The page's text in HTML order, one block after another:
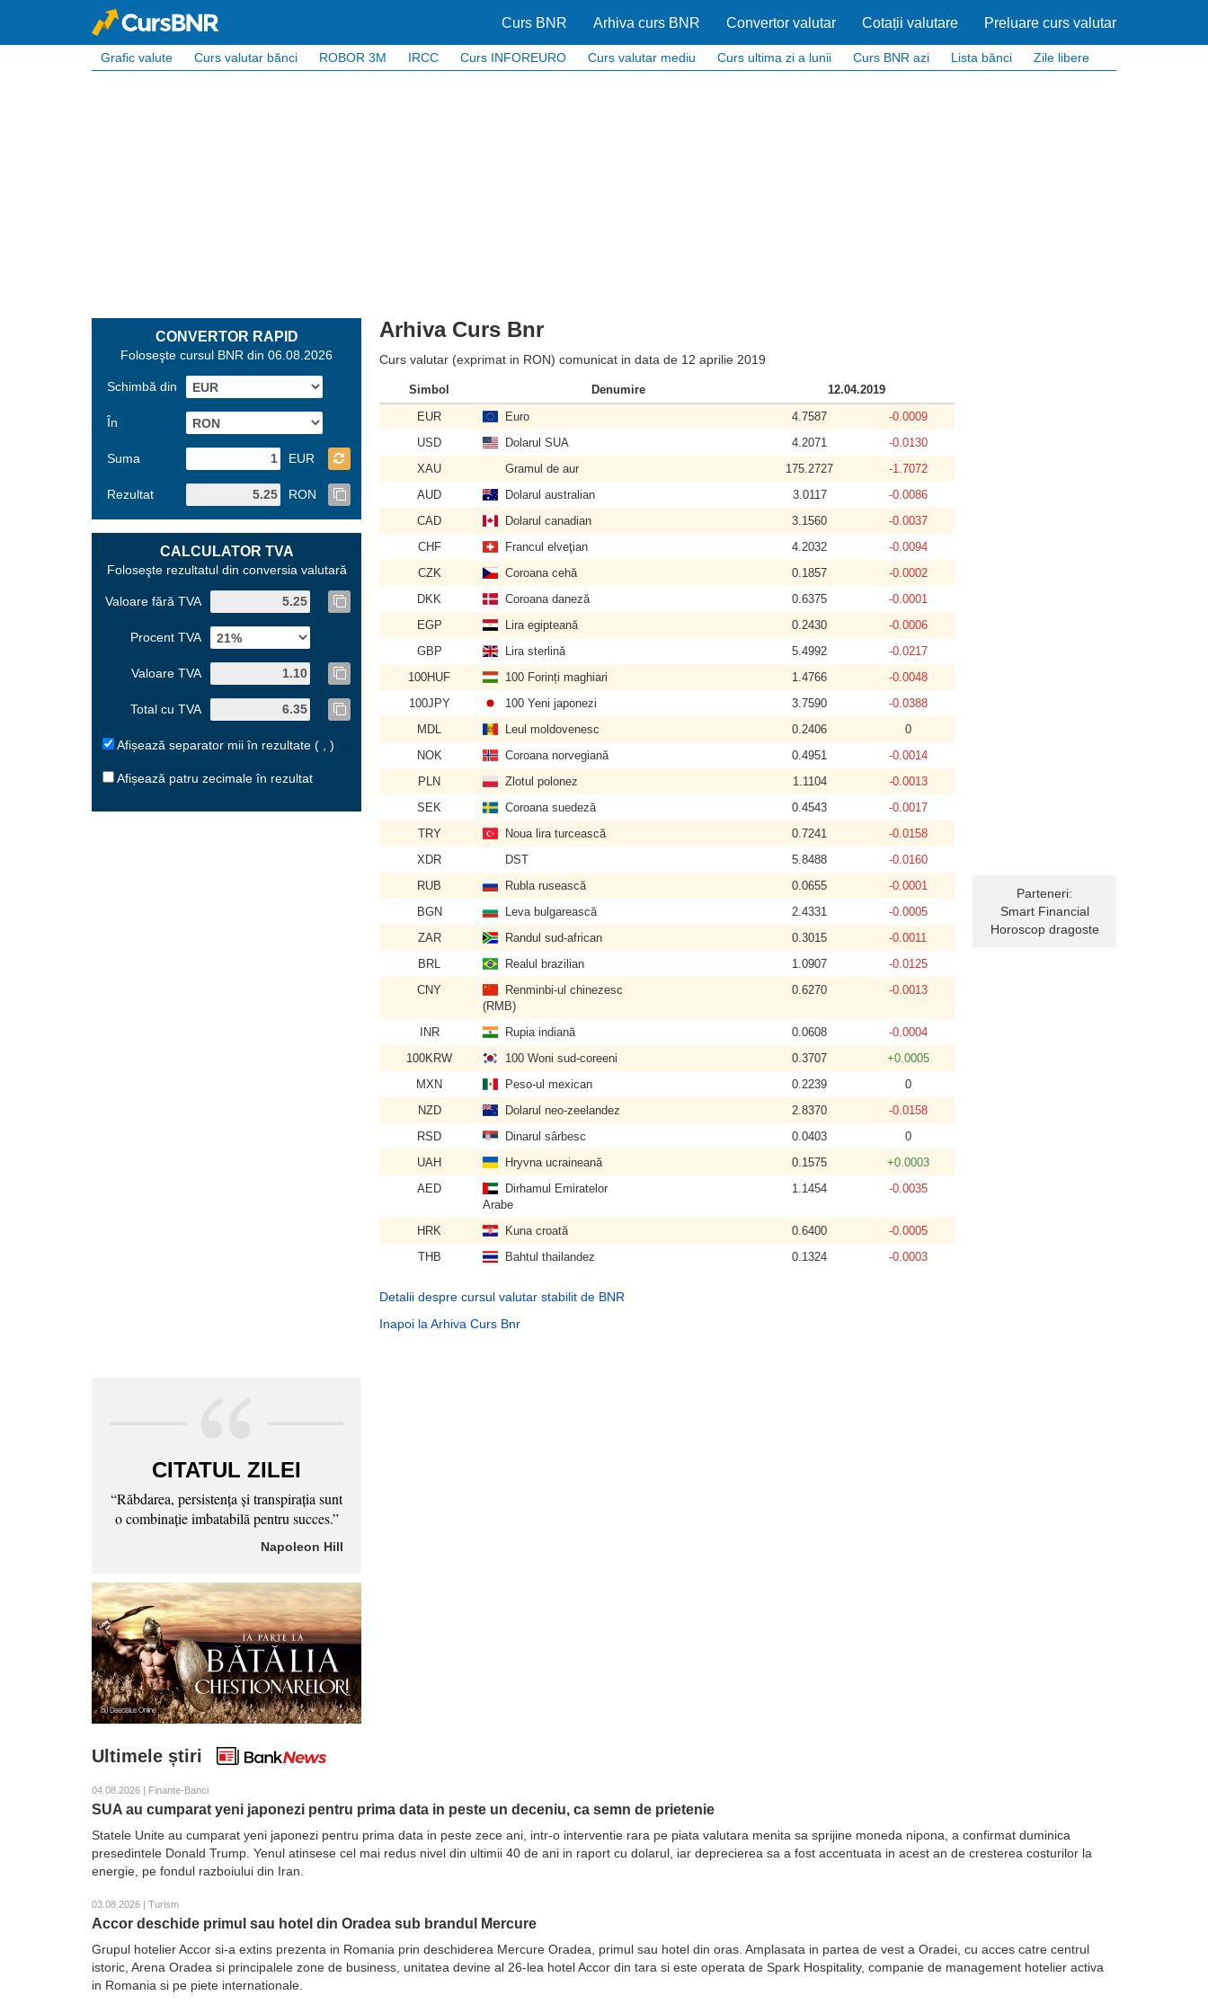
Curs BNR Arhiva curs BNR Convertor valutar Cotații valutare Preluare curs valutar
Grafic valute Curs valutar bănci ROBOR 3M IRCC Curs INFOREURO Curs valutar mediu Curs ultima zi a lunii Curs BNR azi Lista bănci Zile libere
CONVERTOR RAPID
Foloseşte cursul BNR din 06.08.2026
Schimbă din
În
Suma EUR
Rezultat RON
CALCULATOR TVA
Foloseşte rezultatul din conversia valutară
Valoare fără TVA
Procent TVA
Valoare TVA
Total cu TVA
Afișează separator mii în rezultate ( , )
Afișează patru zecimale în rezultat
CITATUL ZILEI
“Răbdarea, persistenţa şi transpiraţia sunt
o combinaţie imbatabilă pentru succes.”
Napoleon Hill
Arhiva Curs Bnr
Curs valutar (exprimat in RON) comunicat in data de 12 aprilie 2019
Simbol Denumire
12.04.2019
EUR
Euro 4.7587
-0.0009
USD
Dolarul SUA 4.2071
-0.0130
XAU
Gramul de aur 175.2727
-1.7072
AUD
Dolarul australian 3.0117
-0.0086
CAD
Dolarul canadian 3.1560
-0.0037
CHF
Francul elveţian 4.2032
-0.0094
CZK
Coroana cehă 0.1857
-0.0002
DKK
Coroana daneză 0.6375
-0.0001
EGP
Lira egipteană 0.2430
-0.0006
GBP
Lira sterlină 5.4992
-0.0217
100HUF
100 Forinți maghiari 1.4766
-0.0048
100JPY
100 Yeni japonezi 3.7590
-0.0388
MDL
Leul moldovenesc 0.2406
0
NOK
Coroana norvegiană 0.4951
-0.0014
PLN
Zlotul polonez 1.1104
-0.0013
SEK
Coroana suedeză 0.4543
-0.0017
TRY
Noua lira turcească 0.7241
-0.0158
XDR
DST 5.8488
-0.0160
RUB
Rubla rusească 0.0655
-0.0001
BGN
Leva bulgarească 2.4331
-0.0005
ZAR
Randul sud-african 0.3015
-0.0011
BRL
Realul brazilian 1.0907
-0.0125
CNY
Renminbi-ul chinezesc
(RMB)
0.6270 -0.0013
INR Rupia indiană 0.0608
-0.0004
100KRW
100 Woni sud-coreeni 0.3707
+0.0005
MXN
Peso-ul mexican 0.2239
0
NZD
Dolarul neo-zeelandez 2.8370
-0.0158
RSD
Dinarul sârbesc 0.0403
0
UAH
Hryvna ucraineană 0.1575
+0.0003
AED
Dirhamul Emiratelor
Arabe
1.1454 -0.0035
HRK Kuna croată 0.6400
-0.0005
THB
Bahtul thailandez 0.1324 -0.0003
Detalii despre cursul valutar stabilit de BNR
Inapoi la Arhiva Curs Bnr
Parteneri:
Smart Financial
Horoscop dragoste
Ultimele știri
04.08.2026 | Finante-Banci
SUA au cumparat yeni japonezi pentru prima data in peste un deceniu, ca semn de prietenie
Statele Unite au cumparat yeni japonezi pentru prima data in peste zece ani, intr-o interventie rara pe piata valutara menita sa sprijine moneda nipona, a confirmat duminica
presedintele Donald Trump. Yenul atinsese cel mai redus nivel din ultimii 40 de ani in raport cu dolarul, iar deprecierea sa a fost accentuata in acest an de cresterea costurilor la
energie, pe fondul razboiului din Iran.
03.08.2026 | Turism
Accor deschide primul sau hotel din Oradea sub brandul Mercure
Grupul hotelier Accor si-a extins prezenta in Romania prin deschiderea Mercure Oradea, primul sau hotel din oras. Amplasata in partea de vest a Oradei, cu acces catre centrul
istoric, Arena Oradea si principalele zone de business, unitatea devine al 26-lea hotel Accor din tara si este operata de Spark Hospitality, companie de management hotelier activa
in Romania si pe piete internationale.